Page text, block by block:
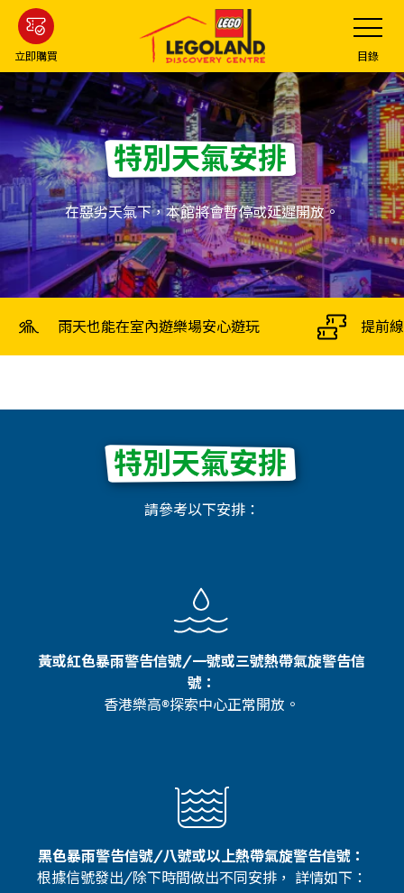
Skip
main
content
立即購買
Toggle
目錄
特別天氣安排
在惡劣天氣下，本館將會暫停或延遲開放。
雨天也能在室內遊樂場安心遊玩 提前
特別天氣安排
請參考以下安排：
黃或紅色暴雨警告信號/一號或三號熱帶氣旋警告信
號：
香港樂高®探索中心正常開放。
黑色暴雨警告信號/八號或以上熱帶氣旋警告信號：
根據信號發出/除下時間做出不同安排， 詳情如下：